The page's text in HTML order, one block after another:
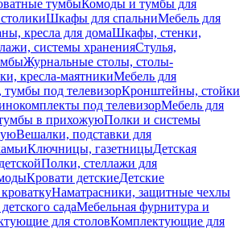
тумбыКомоды и тумбы для
Шкафы для спальниМебель для
кресла для домаШкафы, стенки,
системы храненияСтулья,
Журнальные столы, столы-
кресла-маятникиМебель для
под телевизорКронштейны, стойки
под телевизорМебель для
в прихожуюПолки и системы
Вешалки, подставки для
Ключницы, газетницыДетская
Полки, стеллажи для
Кровати детскиеДетские
Наматрасники, защитные чехлы
садаМебельная фурнитура и
для столовКомплектующие для